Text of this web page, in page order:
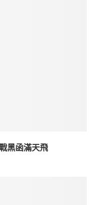
黑函滿天飛